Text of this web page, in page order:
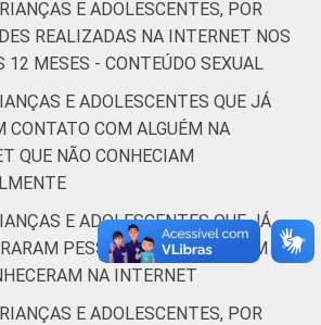
Não tem
renda
Não sabe
respondeu
AB
C 8
E ADOLESCENTES, POR
REALIZADAS NA INTERNET NOS
12 MESES - CONTEÚDO SEXUAL
E ADOLESCENTES QUE JÁ
CONTATO COM ALGUÉM NA
QUE NÃO CONHECIAM
E ADOLESCENTES QUE JÁ
PESSOALMENTE ALGUÉM
NA INTERNET
E ADOLESCENTES, POR